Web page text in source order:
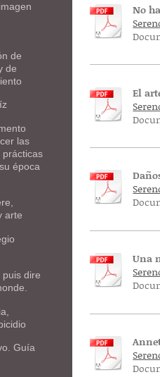
No
El
Una
de
de
las
prácticas
época
arte
puis dire
Guía